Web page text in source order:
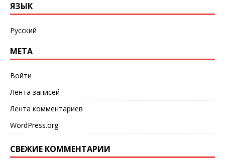
ЯЗЫК
Русский
МЕТА
Войти
Лента записей
Лента комментариев
WordPress.org
СВЕЖИЕ КОММЕНТАРИИ